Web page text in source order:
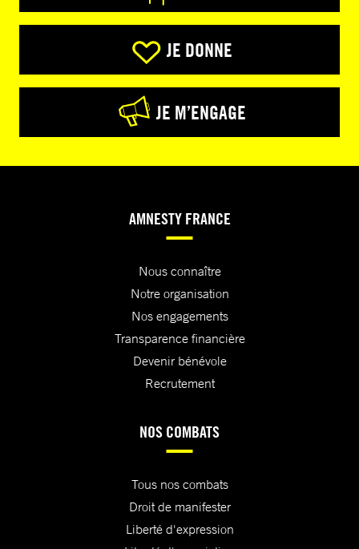
JE DONNE
JE M’ENGAGE
AMNESTY FRANCE
Nous connaître
Notre organisation
Nos engagements
Transparence financière
Devenir bénévole
Recrutement
NOS COMBATS
Tous nos combats
Droit de manifester
Liberté d'expression